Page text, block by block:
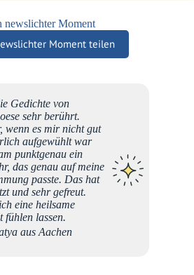
newslichter Moment
Moment teilen
Gedichte von
sehr berührt.
wenn es mir nicht gut
aufgewühlt war
punktgenau ein
das genau auf meine
passte. Das hat
und sehr gefreut.
eine heilsame
fühlen lassen.
aus Aachen